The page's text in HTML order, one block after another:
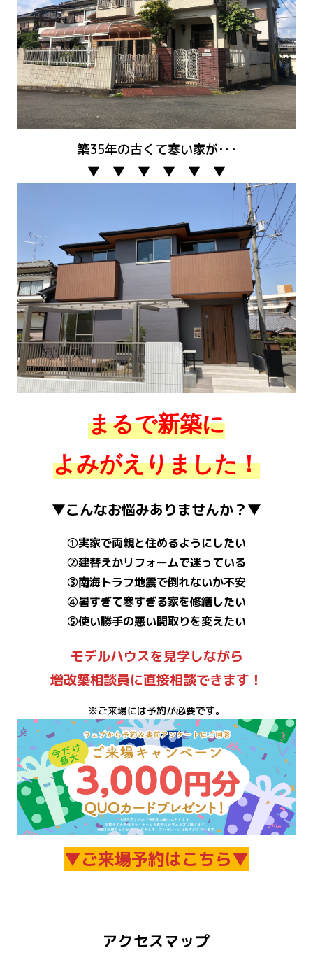
築35年の古くて寒い家が･･･
▼ ▼ ▼ ▼ ▼ ▼
まるで新築に
よみがえりました！
▼こんなお悩みありませんか？▼
①実家で両親と住めるようにしたい
②建替えかリフォームで迷っている
③南海トラフ地震で倒れないか不安
④暑すぎて寒すぎる家を修繕したい
⑤使い勝手の悪い間取りを変えたい
モデルハウスを見学しながら
増改築相談員に直接相談できます！
※ご来場には予約が必要です。
▼ご来場予約はこちら▼
アクセスマップ